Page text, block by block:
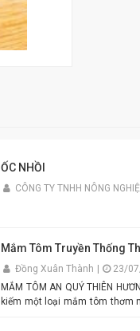
ỐC NHỒI
CÔNG TY TNHH NÔNG
Mắm Tôm Truyền Thống
Đồng Xuân Thành 23/
MẮM TÔM AN QUÝ THIÊN HƯƠNG –
kiếm một loại mắm tôm thơm